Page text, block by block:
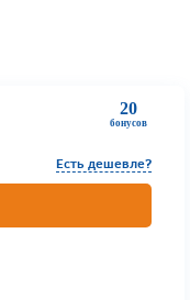
20
бонусов
Есть дешевле?